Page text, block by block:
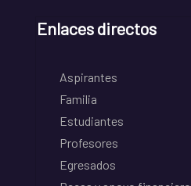
Enlaces directos
Aspirantes
Familia
Estudiantes
Profesores
Egresados